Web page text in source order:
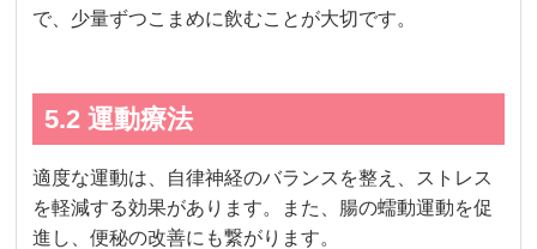
で、少量ずつこまめに飲むことが大切です。
5.2 運動療法
適度な運動は、自律神経のバランスを整え、ストレス
を軽減する効果があります。また、腸の蠕動運動を促
進し、便秘の改善にも繋がります。